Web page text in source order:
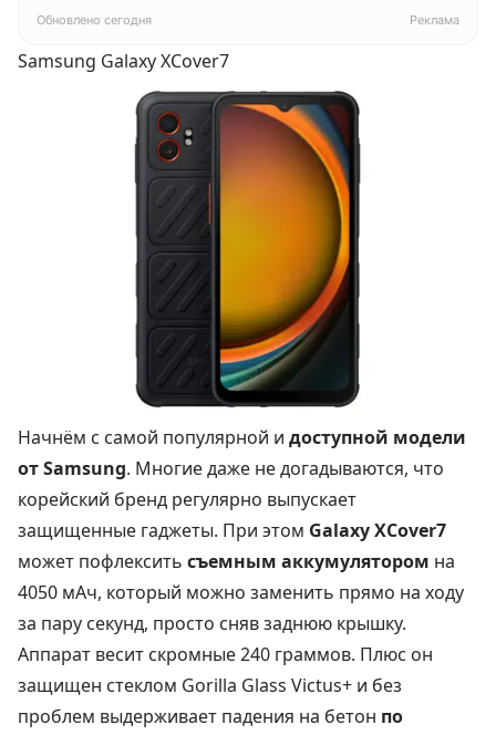
Обновлено сегодня Реклама
Samsung Galaxy XCover7
Начнём с самой популярной и доступной модели
от Samsung. Многие даже не догадываются, что
корейский бренд регулярно выпускает
защищенные гаджеты. При этом Galaxy XCover7
может пофлексить съемным аккумулятором на
4050 мАч, который можно заменить прямо на ходу
за пару секунд, просто сняв заднюю крышку.
Аппарат весит скромные 240 граммов. Плюс он
защищен стеклом Gorilla Glass Victus+ и без
проблем выдерживает падения на бетон по